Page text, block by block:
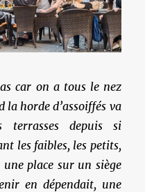
car on a tous le nez
horde d’assoiffés va
terrasses depuis si
les faibles, les petits,
place sur un siège
en dépendait, une